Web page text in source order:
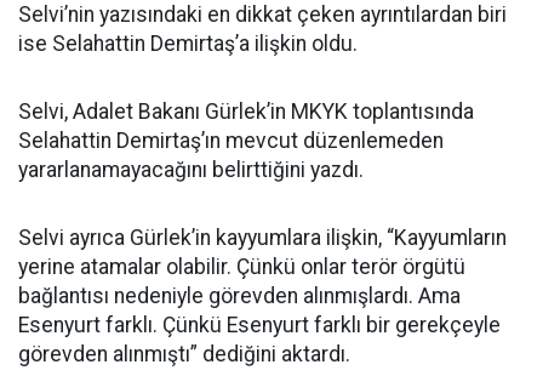
Selvi’nin yazısındaki en dikkat çeken ayrıntılardan biri
ise Selahattin Demirtaş’a ilişkin oldu.
Selvi, Adalet Bakanı Gürlek’in MKYK toplantısında
Selahattin Demirtaş’ın mevcut düzenlemeden
yararlanamayacağını belirttiğini yazdı.
Selvi ayrıca Gürlek’in kayyumlara ilişkin, “Kayyumların
yerine atamalar olabilir. Çünkü onlar terör örgütü
bağlantısı nedeniyle görevden alınmışlardı. Ama
Esenyurt farklı. Çünkü Esenyurt farklı bir gerekçeyle
görevden alınmıştı” dediğini aktardı.